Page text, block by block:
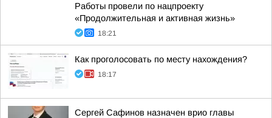
Работы провели по нацпроекту
«Продолжительная и активная жизнь»
18:21
Как проголосовать по месту нахождения?
18:17
Сергей Сафинов назначен врио главы